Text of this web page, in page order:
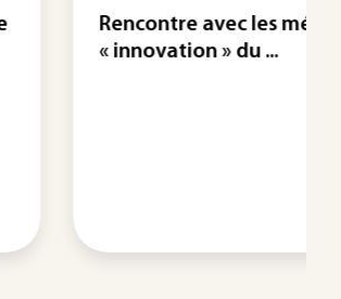
avec les médaillés 2022
» du ...